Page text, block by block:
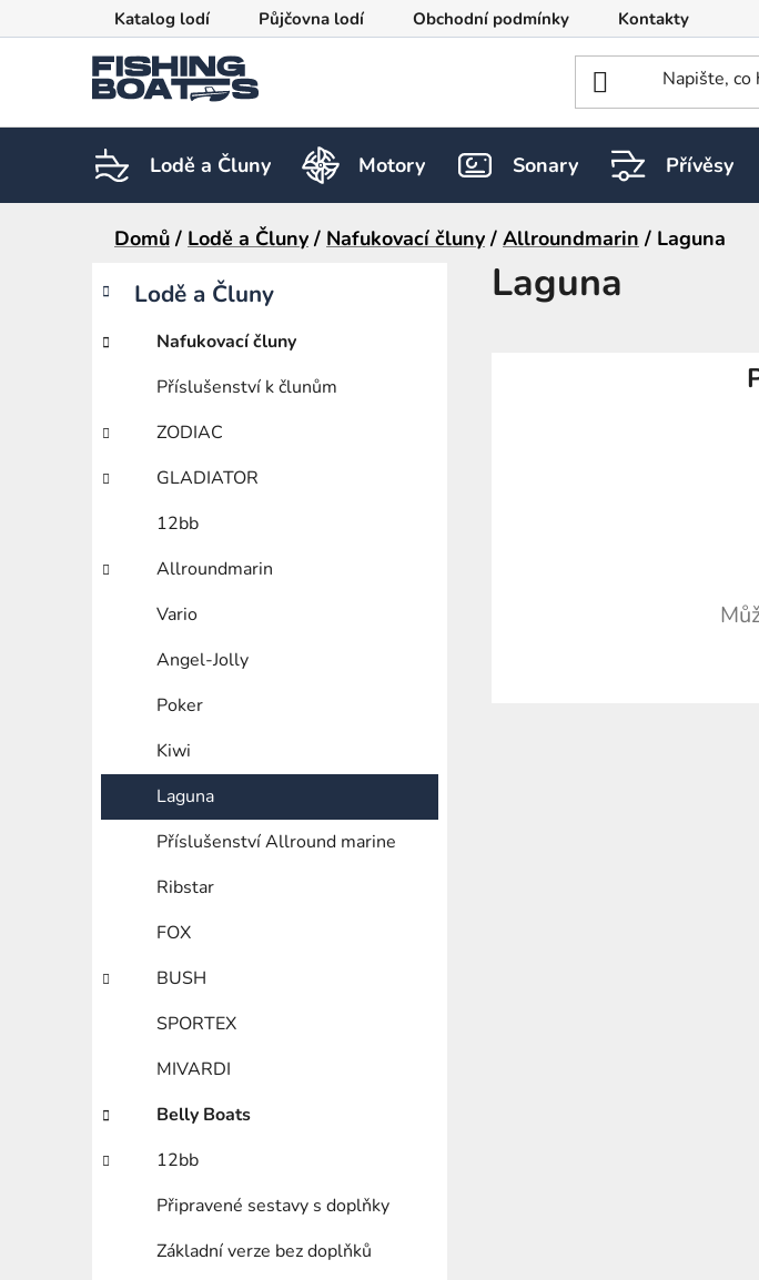
na
Katalog lodí Půjčovna lodí Obchodní podmínky Kontakty
Lodě a Čluny Motory Sonary Přívěsy
Domů / Lodě a Čluny / Nafukovací čluny / Allroundmarin / Laguna
o
s
a
n
n
a
kategorieLodě a Čluny
Nafukovací čluny
Příslušenství k člunům
ZODIAC
GLADIATOR
12bb
Allroundmarin
Vario
Angel-Jolly
Poker
Kiwi
Laguna
Příslušenství Allround marine
Ribstar
FOX
BUSH
SPORTEX
MIVARDI
Belly Boats
12bb
Připravené sestavy s doplňky
Základní verze bez doplňků
Laguna